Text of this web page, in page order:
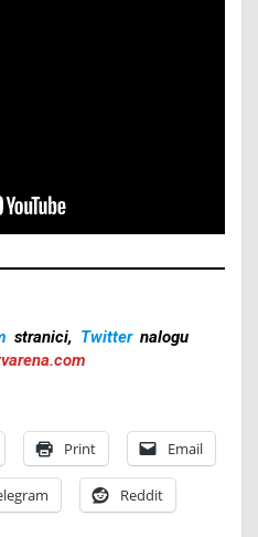
stranici, Twitter nalogu
Print Email
Reddit